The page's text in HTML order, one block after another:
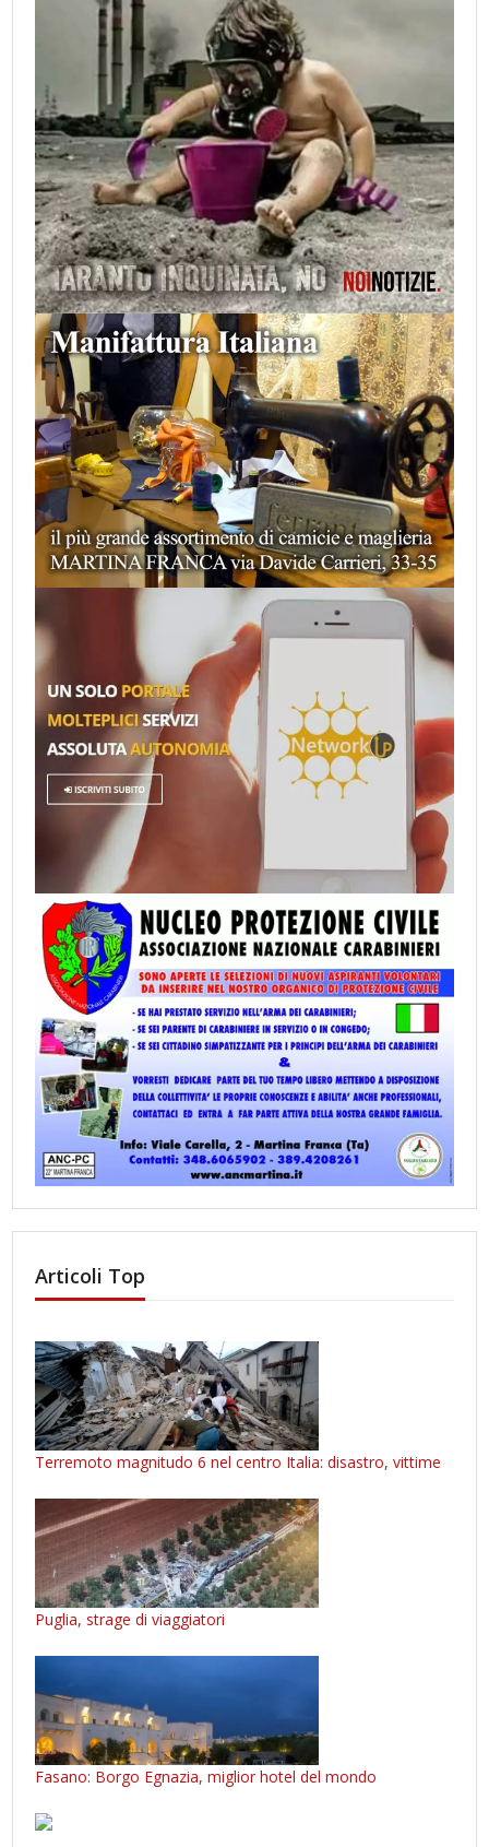
Articoli Top
Terremoto magnitudo 6 nel centro Italia: disastro, vittime
Puglia, strage di viaggiatori
Fasano: Borgo Egnazia, miglior hotel del mondo